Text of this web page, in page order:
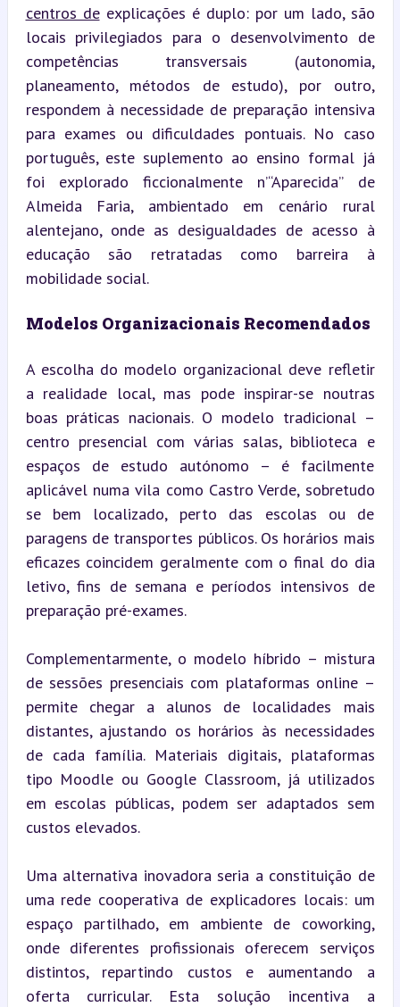
centros de explicações é duplo: por um lado, são
locais privilegiados para o desenvolvimento de
competências transversais (autonomia,
planeamento, métodos de estudo), por outro,
respondem à necessidade de preparação intensiva
para exames ou dificuldades pontuais. No caso
português, este suplemento ao ensino formal já
foi explorado ficcionalmente n’“Aparecida” de
Almeida Faria, ambientado em cenário rural
alentejano, onde as desigualdades de acesso à
educação são retratadas como barreira à
mobilidade social.
Modelos Organizacionais Recomendados
A escolha do modelo organizacional deve refletir
a realidade local, mas pode inspirar-se noutras
boas práticas nacionais. O modelo tradicional –
centro presencial com várias salas, biblioteca e
espaços de estudo autónomo – é facilmente
aplicável numa vila como Castro Verde, sobretudo
se bem localizado, perto das escolas ou de
paragens de transportes públicos. Os horários mais
eficazes coincidem geralmente com o final do dia
letivo, fins de semana e períodos intensivos de
preparação pré-exames.
Complementarmente, o modelo híbrido – mistura
de sessões presenciais com plataformas online –
permite chegar a alunos de localidades mais
distantes, ajustando os horários às necessidades
de cada família. Materiais digitais, plataformas
tipo Moodle ou Google Classroom, já utilizados
em escolas públicas, podem ser adaptados sem
custos elevados.
Uma alternativa inovadora seria a constituição de
uma rede cooperativa de explicadores locais: um
espaço partilhado, em ambiente de coworking,
onde diferentes profissionais oferecem serviços
distintos, repartindo custos e aumentando a
oferta curricular. Esta solução incentiva a